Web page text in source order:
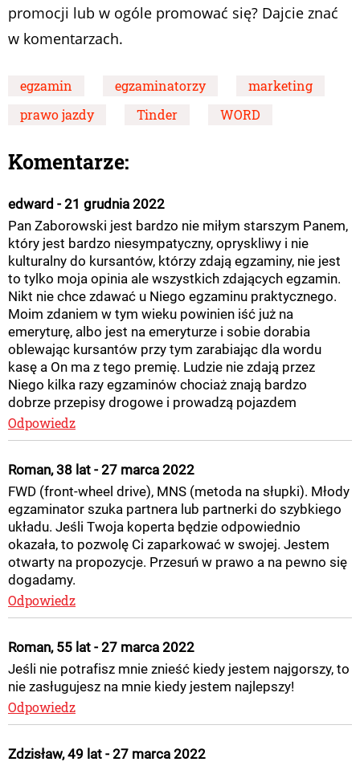
promocji lub w ogóle promować się? Dajcie znać
w komentarzach.
egzamin egzaminatorzy
marketing
prawo jazdy
Tinder WORD
Komentarze:
edward - 21 grudnia 2022
Pan Zaborowski jest bardzo nie miłym starszym Panem,
który jest bardzo niesympatyczny, opryskliwy i nie
kulturalny do kursantów, którzy zdają egzaminy, nie jest
to tylko moja opinia ale wszystkich zdających egzamin.
Nikt nie chce zdawać u Niego egzaminu praktycznego.
Moim zdaniem w tym wieku powinien iść już na
emeryturę, albo jest na emeryturze i sobie dorabia
oblewając kursantów przy tym zarabiając dla wordu
kasę a On ma z tego premię. Ludzie nie zdają przez
Niego kilka razy egzaminów chociaż znają bardzo
dobrze przepisy drogowe i prowadzą pojazdem
Odpowiedz
Roman, 38 lat - 27 marca 2022
FWD (front-wheel drive), MNS (metoda na słupki). Młody
egzaminator szuka partnera lub partnerki do szybkiego
układu. Jeśli Twoja koperta będzie odpowiednio
okazała, to pozwolę Ci zaparkować w swojej. Jestem
otwarty na propozycje. Przesuń w prawo a na pewno się
dogadamy.
Odpowiedz
Roman, 55 lat - 27 marca 2022
Jeśli nie potrafisz mnie znieść kiedy jestem najgorszy, to
nie zasługujesz na mnie kiedy jestem najlepszy!
Odpowiedz
Zdzisław, 49 lat - 27 marca 2022